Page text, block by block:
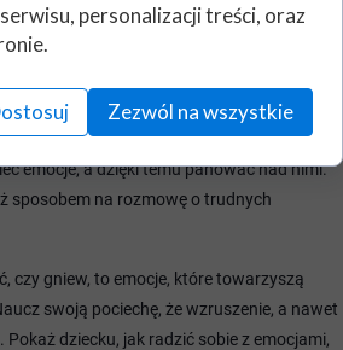
emocjach i sytuacjach życiowych, co
emocje, a dzięki temu panować nad nimi.
sposobem na rozmowę o trudnych
czy gniew, to emocje, które towarzyszą
swoją pociechę, że wzruszenie, a nawet
Pokaż dziecku, jak radzić sobie z emocjami,
personalizacji treści, oraz
Zezwól na wszystkie